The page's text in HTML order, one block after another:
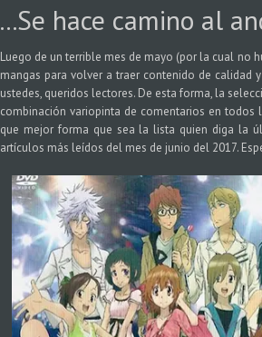
...Se hace camino al
Luego de un terrible mes de mayo (por la cual no
mangas para volver a traer contenido de calidad
ustedes, queridos lectores. De esta forma, la
combinación variopinta de comentarios en
que mejor forma que sea la lista quien diga la
artículos más leídos del mes de junio del 2017.